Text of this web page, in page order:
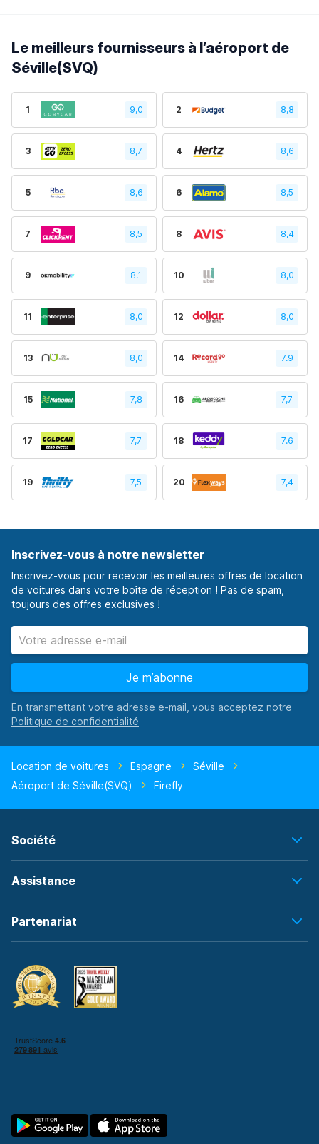
Le meilleurs fournisseurs à l’aéroport de
Séville(SVQ)
1 9,0 2 8,8
3 8,7 4 8,6
5 8,6 6 8,5
7 8,5 8 8,4
9 8.1 10 8,0
11 8,0 12 8,0
13 8,0 14 7.9
15 7,8 16 7,7
17 7,7 18 7.6
19 7,5 20 7,4
Inscrivez-vous à notre newsletter
Inscrivez-vous pour recevoir les meilleures offres de location
de voitures dans votre boîte de réception ! Pas de spam,
toujours des offres exclusives !
Je m’abonne
En transmettant votre adresse e-mail, vous acceptez notre
Location de voitures Espagne
Séville
Aéroport de Séville(SVQ)
Firefly
Société
Assistance
Partenariat